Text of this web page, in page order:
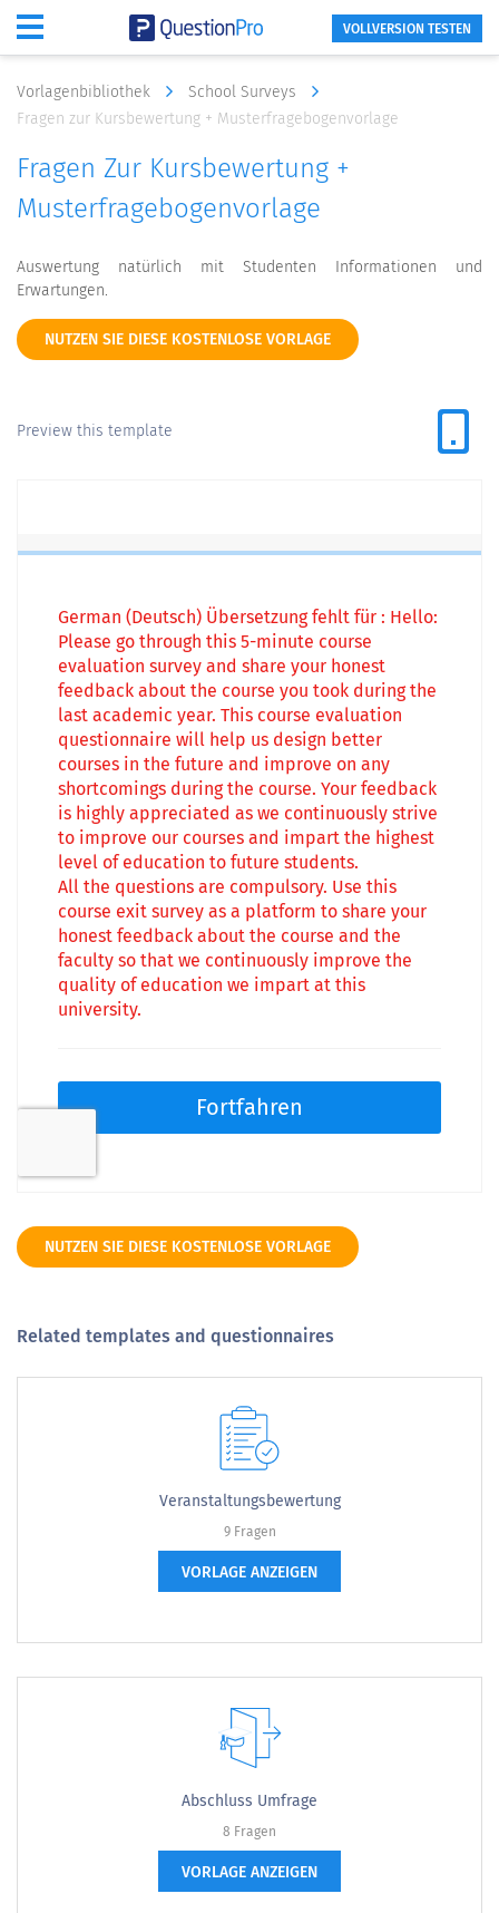
VOLLVERSION TESTEN
Vorlagenbibliothek
School Surveys
Fragen zur Kursbewertung + Musterfragebogenvorlage
Fragen Zur Kursbewertung +
Musterfragebogenvorlage
Auswertung natürlich mit Studenten Informationen und
Erwartungen.
NUTZEN SIE DIESE KOSTENLOSE VORLAGE
Preview this template
NUTZEN SIE DIESE KOSTENLOSE VORLAGE
Related templates and questionnaires
Veranstaltungsbewertung
9 Fragen
VORLAGE ANZEIGEN
Abschluss Umfrage
8 Fragen
VORLAGE ANZEIGEN